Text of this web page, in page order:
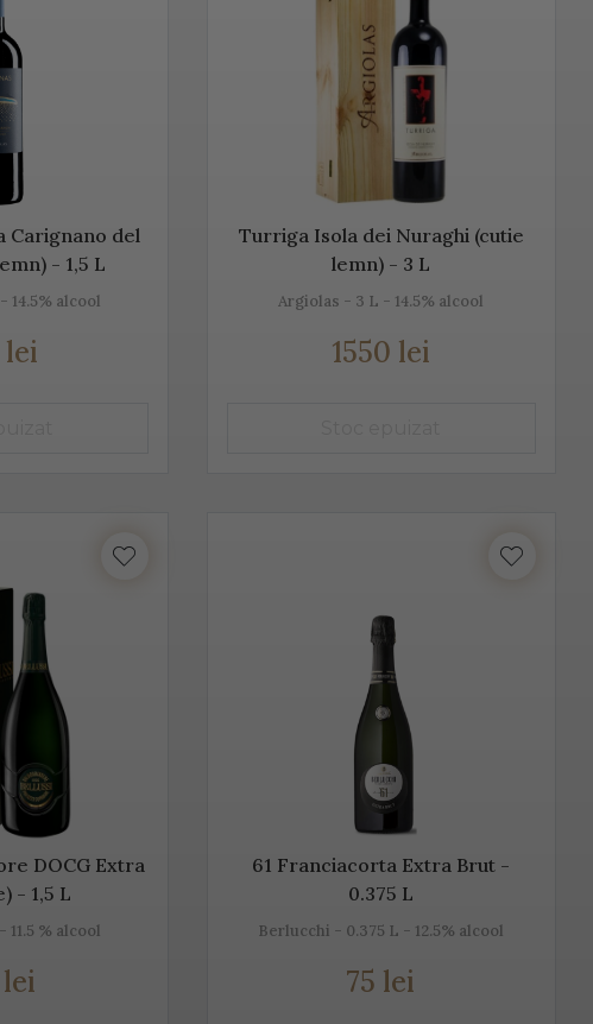
lume. Vino Italia aduce Prosecco la tine acasă, chiar din
cu tradiția, cu locul, cu gustul, dar mai ales cu
cu Champagne, însă ele diferă datorită modului de
de departe cel mai cunoscut. Unii producători, mai
Trevigiana, Perera, Glera lunga, Chardonnay, Pinot
foarte aproape de Trieste. Peste 50% din producția de
și Valdobbiadene, acolo unde sunt peste 150 de producători.
spumant italian, cunoscut sub această denumire.
fermentează după îmbuteliere și care se consumă de regulă,
Carignano del
- 1,5 L
14.5% alcool
lei
Turriga Isola dei Nuraghi (cutie
lemn) - 3 L
Argiolas - 3 L - 14.5% alcool
1550 lei
DOCG Extra
- 1,5 L
11.5 % alcool
lei
61 Franciacorta Extra Brut -
0.375 L
Berlucchi - 0.375 L - 12.5% alcool
75 lei